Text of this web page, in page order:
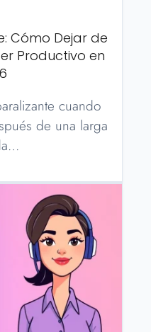
Cómo Dejar de
Productivo en
cuando
de una larga